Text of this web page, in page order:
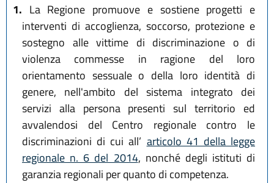
1. La Regione promuove e sostiene progetti e
interventi di accoglienza, soccorso, protezione e
sostegno alle vittime di discriminazione o di
violenza commesse in ragione del loro
orientamento sessuale o della loro identità di
genere, nell'ambito del sistema integrato dei
servizi alla persona presenti sul territorio ed
avvalendosi del Centro regionale contro le
discriminazioni di cui all’ articolo 41 della legge
regionale n. 6 del 2014, nonché degli istituti di
garanzia regionali per quanto di competenza.